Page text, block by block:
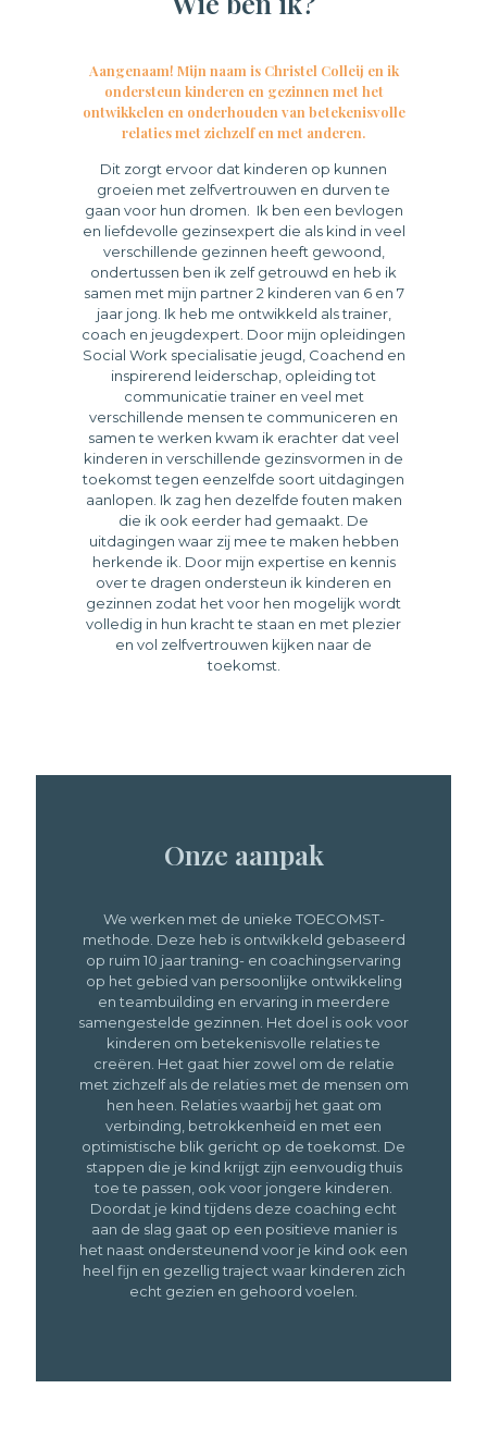
Aangenaam! Mijn naam is Christel Colleij en ik
ondersteun kinderen en gezinnen met het
ontwikkelen en onderhouden van betekenisvolle
relaties met zichzelf en met anderen.
Dit zorgt ervoor dat kinderen op kunnen
groeien met zelfvertrouwen en durven te
gaan voor hun dromen. Ik ben een bevlogen
en liefdevolle gezinsexpert die als kind in veel
verschillende gezinnen heeft gewoond,
ondertussen ben ik zelf getrouwd en heb ik
samen met mijn partner 2 kinderen van 6 en 7
jaar jong. Ik heb me ontwikkeld als trainer,
coach en jeugdexpert. Door mijn opleidingen
Social Work specialisatie jeugd, Coachend en
inspirerend leiderschap, opleiding tot
communicatie trainer en veel met
verschillende mensen te communiceren en
samen te werken kwam ik erachter dat veel
kinderen in verschillende gezinsvormen in de
toekomst tegen eenzelfde soort uitdagingen
aanlopen. Ik zag hen dezelfde fouten maken
die ik ook eerder had gemaakt. De
uitdagingen waar zij mee te maken hebben
herkende ik. Door mijn expertise en kennis
over te dragen ondersteun ik kinderen en
gezinnen zodat het voor hen mogelijk wordt
volledig in hun kracht te staan en met plezier
en vol zelfvertrouwen kijken naar de
toekomst.
Onze aanpak
We werken met de unieke TOECOMST-
methode. Deze heb is ontwikkeld gebaseerd
op ruim 10 jaar traning- en coachingservaring
op het gebied van persoonlijke ontwikkeling
en teambuilding en ervaring in meerdere
samengestelde gezinnen. Het doel is ook voor
kinderen om betekenisvolle relaties te
creëren. Het gaat hier zowel om de relatie
met zichzelf als de relaties met de mensen om
hen heen. Relaties waarbij het gaat om
verbinding, betrokkenheid en met een
optimistische blik gericht op de toekomst. De
stappen die je kind krijgt zijn eenvoudig thuis
toe te passen, ook voor jongere kinderen.
Doordat je kind tijdens deze coaching echt
aan de slag gaat op een positieve manier is
het naast ondersteunend voor je kind ook een
heel fijn en gezellig traject waar kinderen zich
echt gezien en gehoord voelen.